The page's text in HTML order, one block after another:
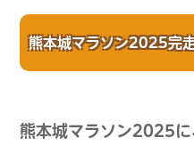
熊本城マラソン2025完
熊本城マラソン2025に